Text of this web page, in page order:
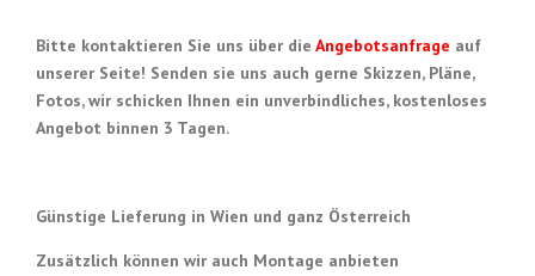
Bitte kontaktieren Sie uns über die Angebotsanfrage auf
unserer Seite! Senden sie uns auch gerne Skizzen, Pläne,
Fotos, wir schicken Ihnen ein unverbindliches, kostenloses
Angebot binnen 3 Tagen.
Günstige Lieferung in Wien und ganz Österreich
Zusätzlich können wir auch Montage anbieten